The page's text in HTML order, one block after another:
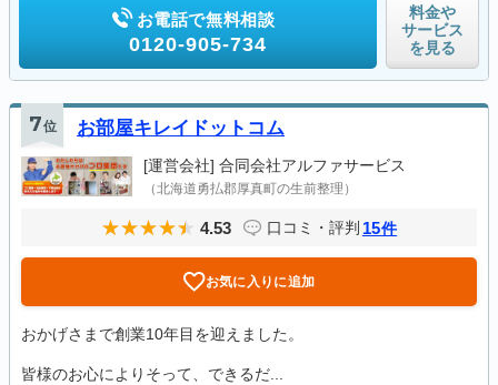
お電話で無料相談
0120-905-734
料金や
サービス
を見る
7位 お部屋キレイドットコム
[運営会社] 合同会社アルファサービス
（北海道勇払郡厚真町の生前整理）
4.53 口コミ・評判 15件
お気に入りに追加
おかげさまで創業10年目を迎えました。
皆様のお心によりそって、できるだ...